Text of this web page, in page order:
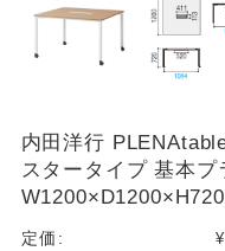
内田洋行
スタータイプ 基本プ
定価: